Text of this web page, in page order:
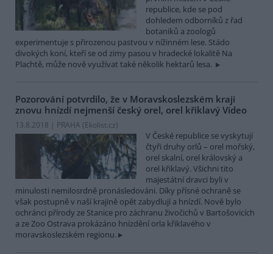
republice, kde se pod
dohledem odborníků z řad
botaniků a zoologů
experimentuje s přirozenou pastvou v nížinném lese. Stádo
divokých koní, kteří se od zimy pasou v hradecké lokalitě Na
Plachtě, může nově využívat také několik hektarů lesa.
Pozorování potvrdilo, že v Moravskoslezském kraji
znovu hnízdí nejmenší český orel, orel křiklavý Video
13.8.2018 | PRAHA (Ekolist.cz)
V České republice se vyskytují
čtyři druhy orlů – orel mořský,
orel skalní, orel královský a
orel křiklavý. Všichni tito
majestátní dravci byli v
minulosti nemilosrdně pronásledováni. Díky přísné ochraně se
však postupně v naší krajině opět zabydlují a hnízdí. Nově bylo
ochránci přírody ze Stanice pro záchranu živočichů v Bartošovicích
a ze Zoo Ostrava prokázáno hnízdění orla křiklavého v
moravskoslezském regionu.